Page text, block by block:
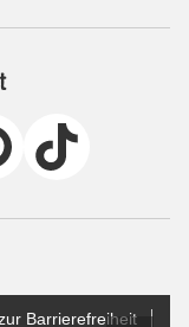
Barrierefreiheit